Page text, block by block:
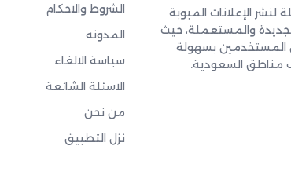
الإعلانات المبوبة
والمستعملة، حيث
المستخدمين بسهولة
مناطق السعودية.
الشروط والاحكام
المدونه
سياسة الالغاء
الاسئلة الشائعة
من نحن
نزل التطبيق